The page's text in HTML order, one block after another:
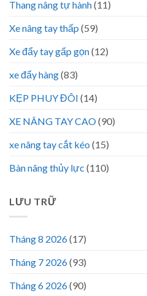
Thang nâng tự hành(11)
Xe nâng tay thấp (59)
Xe đẩy tay gấp gọn(12)
xe đẩy hàng(83)
KẸP PHUY ĐÔI (14)
XE NÂNG TAY CAO(90)
xe nâng tay cắt kéo (15)
Bàn nâng thủy lực (110)
LƯU TRỮ
Tháng 8 2026(17)
Tháng 7 2026(93)
Tháng 6 2026(90)